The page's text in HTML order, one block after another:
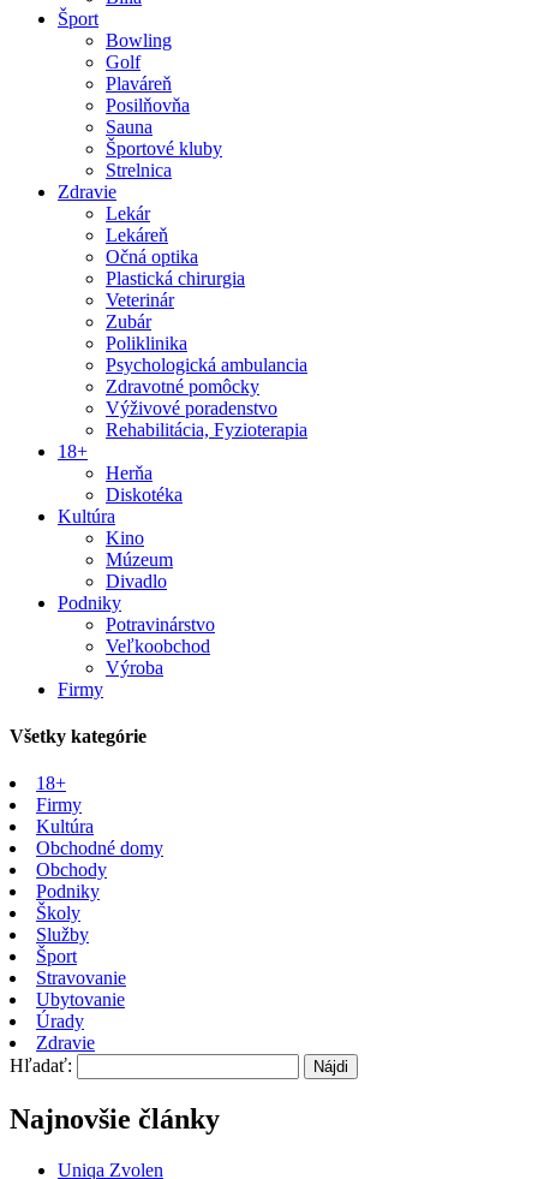
Šport
Bowling
Golf
Plaváreň
Posilňovňa
Sauna
Športové kluby
Strelnica
Zdravie
Lekár
Lekáreň
Očná optika
Plastická chirurgia
Veterinár
Zubár
Poliklinika
Psychologická ambulancia
Zdravotné pomôcky
Výživové poradenstvo
Rehabilitácia, Fyzioterapia
18+
Herňa
Diskotéka
Kultúra
Kino
Múzeum
Divadlo
Podniky
Potravinárstvo
Veľkoobchod
Výroba
Firmy
Všetky kategórie
18+
Firmy
Kultúra
Obchodné domy
Obchody
Podniky
Školy
Služby
Šport
Stravovanie
Ubytovanie
Úrady
Zdravie
Hľadať:
Najnovšie články
Uniqa Zvolen